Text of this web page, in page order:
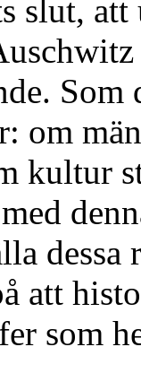
slut,
Som
om
kultur
att
som